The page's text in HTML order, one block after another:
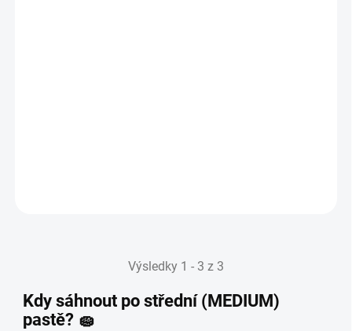
Výsledky 1 - 3 z 3
Kdy sáhnout po střední (MEDIUM)
pastě? 🧽